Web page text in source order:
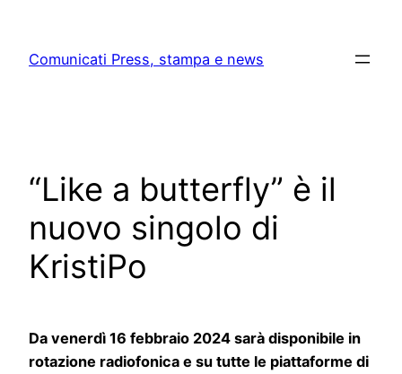
content
Comunicati Press, stampa e news
“Like a butterfly” è il
nuovo singolo di
KristiPo
Da venerdì 16 febbraio 2024 sarà disponibile in
rotazione radiofonica e su tutte le piattaforme di